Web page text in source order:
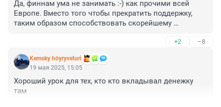
Да, финнам ума не занимать :-) как прочими всей
Европе. Вместо того чтобы прекратить поддержку,
таким образом способствовать скорейшему
+2 –8
Kemsky höyryveturi
19 мая 2025, 15:05
Хороший урок для тех, кто кто вкладывал денежку
там